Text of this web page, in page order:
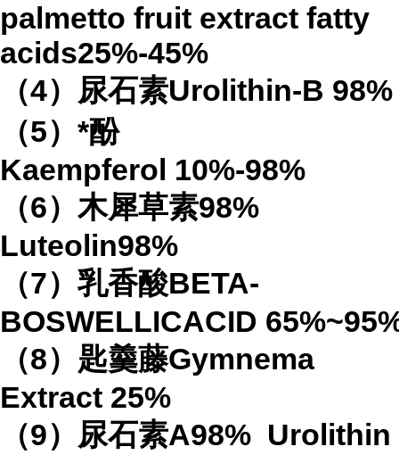
palmetto fruit extract fatty
acids25%-45%
（4） 尿石素Urolithin-B 98%
（5）*酚
Kaempferol 10%-98%
（6）木犀草素98%
Luteolin98%
（7）乳香酸BETA-
BOSWELLICACID 65%
（8）匙羹藤Gymnema
Extract 25%
（9）尿石素A98% Urolithin